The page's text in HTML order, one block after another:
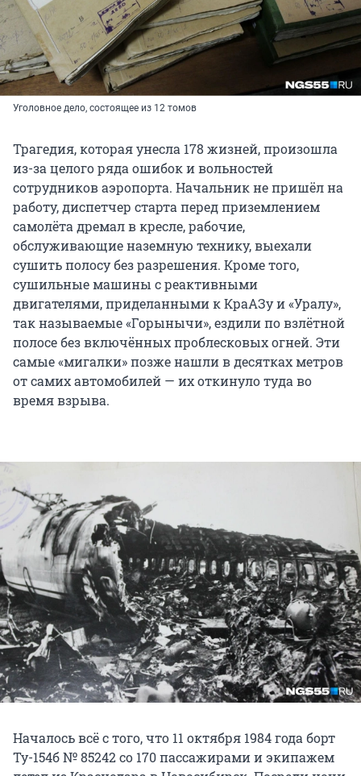
Уголовное дело, состоящее из 12 томов
Трагедия, которая унесла 178 жизней, произошла
из-за целого ряда ошибок и вольностей
сотрудников аэропорта. Начальник не пришёл на
работу, диспетчер старта перед приземлением
самолёта дремал в кресле, рабочие,
обслуживающие наземную технику, выехали
сушить полосу без разрешения. Кроме того,
сушильные машины с реактивными
двигателями, приделанными к КраАЗу и «Уралу»,
так называемые «Горынычи», ездили по взлётной
полосе без включённых проблесковых огней. Эти
самые «мигалки» позже нашли в десятках метров
от самих автомобилей — их откинуло туда во
время взрыва.
Началось всё с того, что 11 октября 1984 года борт
Ту-154б № 85242 со 170 пассажирами и экипажем